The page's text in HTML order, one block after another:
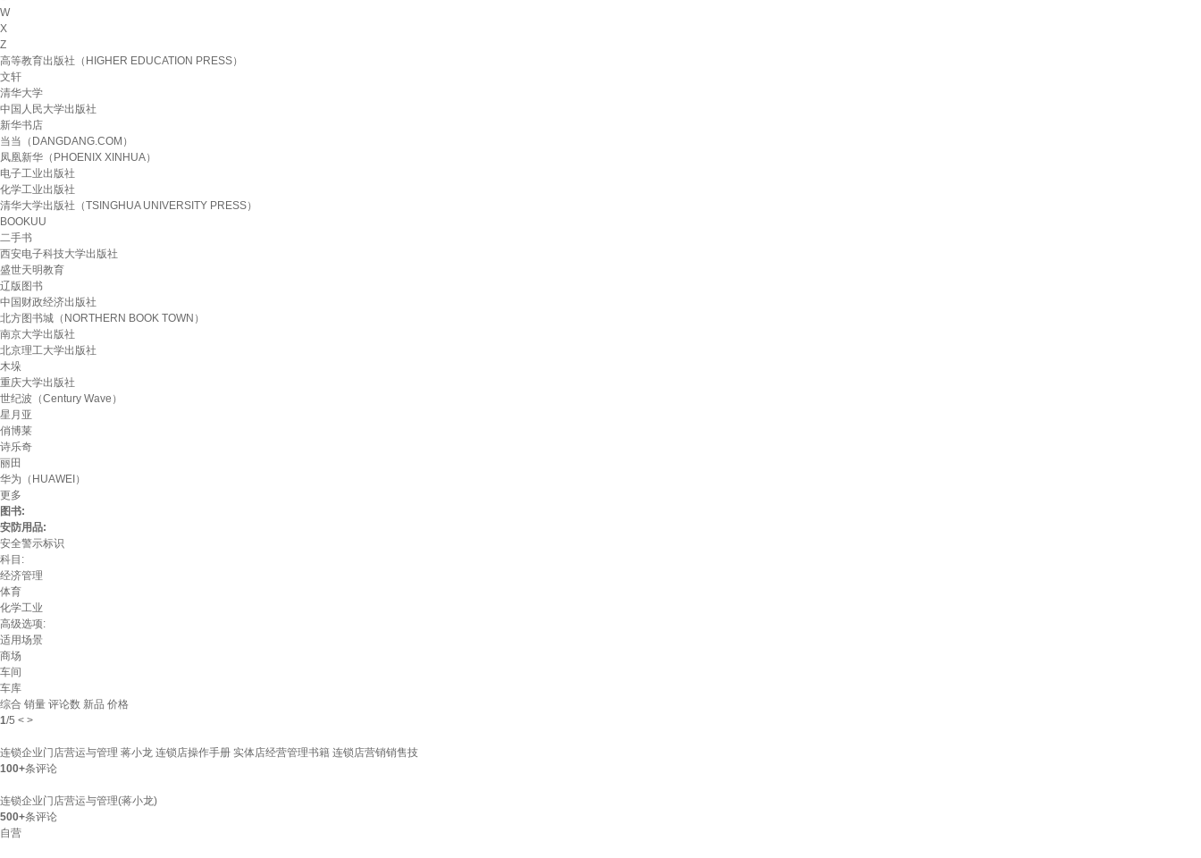
W
X
Z
高等教育出版社（HIGHER EDUCATION PRESS）
文轩
清华大学
中国人民大学出版社
新华书店
当当（DANGDANG.COM）
凤凰新华（PHOENIX XINHUA）
电子工业出版社
化学工业出版社
清华大学出版社（TSINGHUA UNIVERSITY PRESS）
BOOKUU
二手书
西安电子科技大学出版社
盛世天明教育
辽版图书
中国财政经济出版社
北方图书城（NORTHERN BOOK TOWN）
南京大学出版社
北京理工大学出版社
木垛
重庆大学出版社
世纪波（Century Wave）
星月亚
俏博莱
诗乐奇
丽田
华为（HUAWEI）
更多
图书:
安防用品:
安全警示标识
科目:
经济管理
体育
化学工业
高级选项:
适用场景
商场
车间
车库
综合 销量 评论数 新品 价格
1/5 < >
连锁企业门店营运与管理 蒋小龙 连锁店操作手册 实体店经营管理书籍 连锁店营销销售技
100+条评论
连锁企业门店营运与管理(蒋小龙)
500+条评论
自营